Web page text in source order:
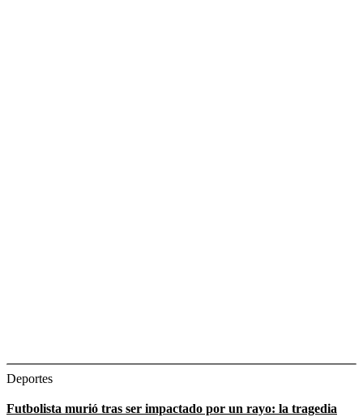
Deportes
Futbolista murió tras ser impactado por un rayo: la tragedia